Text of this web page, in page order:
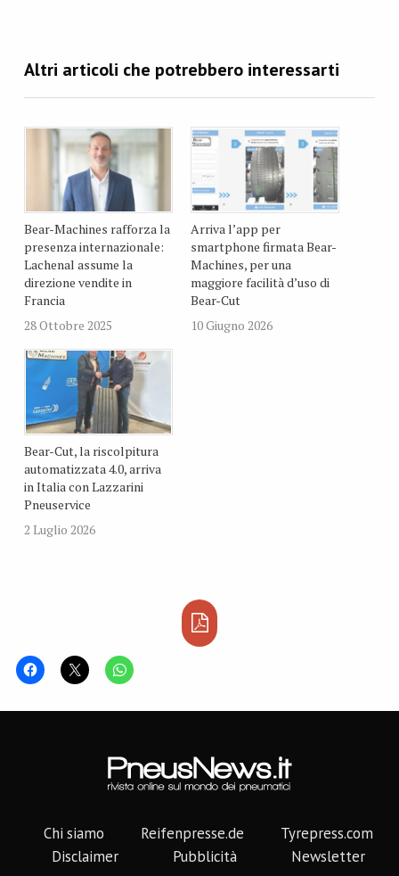
Bear-Machines rafforza la
presenza internazionale:
Lachenal assume la
direzione vendite in
Francia
28 Ottobre 2025
Arriva l’app per
smartphone firmata Bear-
Machines, per una
maggiore facilità d’uso di
Bear-Cut
10 Giugno 2026
Bear-Cut, la riscolpitura
automatizzata 4.0, arriva
in Italia con Lazzarini
Pneuservice
2 Luglio 2026
Chi siamo Reifenpresse.de
Tyrepress.com
Disclaimer
Pubblicità Newsletter